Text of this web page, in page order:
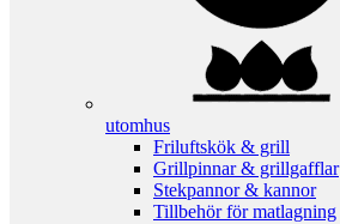
utomhus
Friluftskök & grill
Grillpinnar & grillgafflar
Stekpannor & kannor
Tillbehör för matlagning